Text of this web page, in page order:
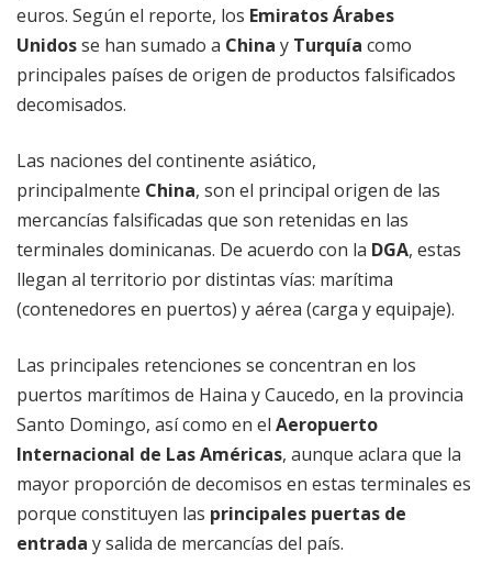
euros. Según el reporte, los Emiratos Árabes
Unidosse han sumado a China y Turquía como
principales países de origen de productos falsificados
decomisados.
Las naciones del continente asiático,
principalmente China, son el principal origen de las
mercancías falsificadas que son retenidas en las
terminales dominicanas. De acuerdo con la DGA, estas
llegan al territorio por distintas vías: marítima
(contenedores en puertos) y aérea (carga y equipaje).
Las principales retenciones se concentran en los
puertos marítimos de Haina y Caucedo, en la provincia
Santo Domingo, así como en el Aeropuerto
Internacional de Las Américas, aunque aclara que la
mayor proporción de decomisos en estas terminales es
porque constituyen las principales puertas de
entrada y salida de mercancías del país.